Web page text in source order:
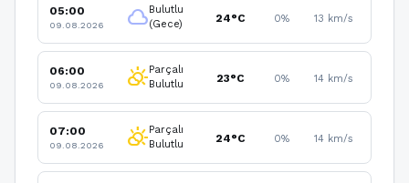
05:00
09.08.2026 cloudBulutlu
(Gece)
24°C 0% 13 km/s
06:00
09.08.2026 partly_cloudy_dayParçalı
Bulutlu
23°C 0% 14 km/s
07:00
09.08.2026 partly_cloudy_dayParçalı
Bulutlu
24°C 0% 14 km/s